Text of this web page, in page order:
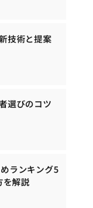
技術と提案
選びのコツ
ランキング5
を解説